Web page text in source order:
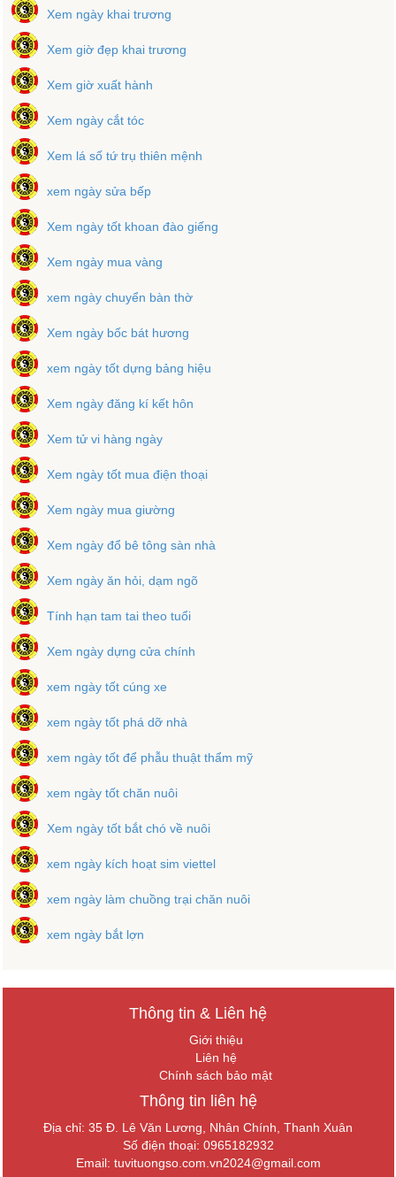
Xem ngày khai trương
Xem giờ đẹp khai trương
Xem giờ xuất hành
Xem ngày cắt tóc
Xem lá số tứ trụ thiên mệnh
xem ngày sửa bếp
Xem ngày tốt khoan đào giếng
Xem ngày mua vàng
xem ngày chuyển bàn thờ
Xem ngày bốc bát hương
xem ngày tốt dựng bảng hiệu
Xem ngày đăng kí kết hôn
Xem tử vi hàng ngày
Xem ngày tốt mua điện thoại
Xem ngày mua giường
Xem ngày đổ bê tông sàn nhà
Xem ngày ăn hỏi, dạm ngõ
Tính hạn tam tai theo tuổi
Xem ngày dựng cửa chính
xem ngày tốt cúng xe
xem ngày tốt phá dỡ nhà
xem ngày tốt để phẫu thuật thẩm mỹ
xem ngày tốt chăn nuôi
Xem ngày tốt bắt chó về nuôi
xem ngày kích hoạt sim viettel
xem ngày làm chuồng trại chăn nuôi
xem ngày bắt lợn
Thông tin & Liên hệ
Giới thiệu
Liên hệ
Chính sách bảo mật
Thông tin liên hệ
Địa chỉ: 35 Đ. Lê Văn Lương, Nhân Chính, Thanh Xuân
Số điện thoại: 0965182932
Email: tuvituongso.com.vn2024@gmail.com